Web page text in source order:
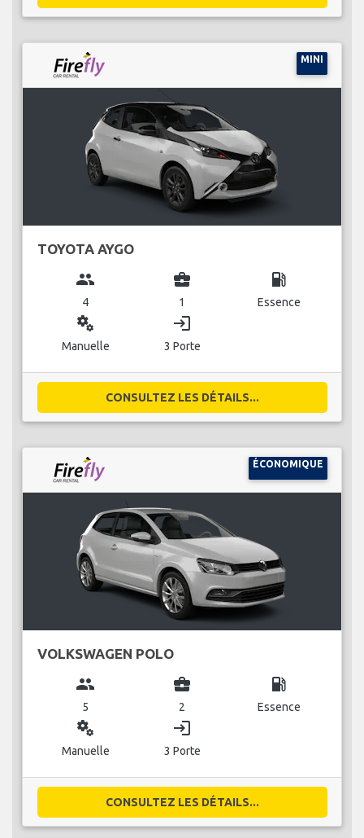
MINI
TOYOTA AYGO
group
4
business_center
1
local_gas_station
Essence
miscellaneous_services
Manuelle
login
3 Porte
CONSULTEZ LES DÉTAILS...
ÉCONOMIQUE
VOLKSWAGEN POLO
group
5
business_center
2
local_gas_station
Essence
miscellaneous_services
Manuelle
login
3 Porte
CONSULTEZ LES DÉTAILS...